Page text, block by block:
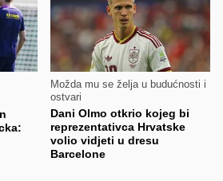
Možda mu se želja u budućnosti i
ostvari
Dani Olmo otkrio kojeg bi
reprezentativca Hrvatske
volio vidjeti u dresu
Barcelone